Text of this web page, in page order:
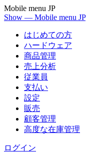
Mobile menu JP
Show — Mobile menu JP
はじめての方
ハードウェア
商品管理
売上分析
従業員
支払い
設定
販売
顧客管理
高度な在庫管理
ログイン